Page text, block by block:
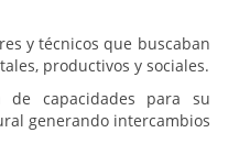
y técnicos que buscaban
productivos y sociales.
capacidades para su
generando intercambios